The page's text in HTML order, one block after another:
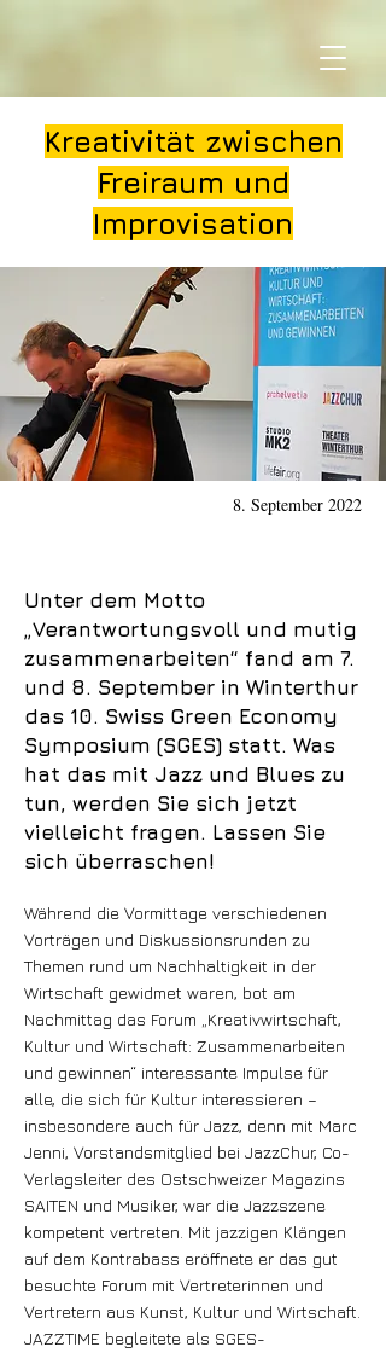
Kreativität zwischen
Freiraum und
Improvisation
8. September 2022
Unter dem Motto
„Verantwortungsvoll und mutig
zusammenarbeiten“ fand am 7.
und 8. September in Winterthur
das 10. Swiss Green Economy
Symposium (SGES) statt. Was
hat das mit Jazz und Blues zu
tun, werden Sie sich jetzt
vielleicht fragen. Lassen Sie
sich überraschen!
Während die Vormittage verschiedenen
Vorträgen und Diskussionsrunden zu
Themen rund um Nachhaltigkeit in der
Wirtschaft gewidmet waren, bot am
Nachmittag das Forum „Kreativwirtschaft,
Kultur und Wirtschaft: Zusammenarbeiten
und gewinnen“ interessante Impulse für
alle, die sich für Kultur interessieren –
insbesondere auch für Jazz, denn mit Marc
Jenni, Vorstandsmitglied bei JazzChur, Co-
Verlagsleiter des Ostschweizer Magazins
SAITEN und Musiker, war die Jazzszene
kompetent vertreten. Mit jazzigen Klängen
auf dem Kontrabass eröffnete er das gut
besuchte Forum mit Vertreterinnen und
Vertretern aus Kunst, Kultur und Wirtschaft.
JAZZTIME begleitete als SGES-